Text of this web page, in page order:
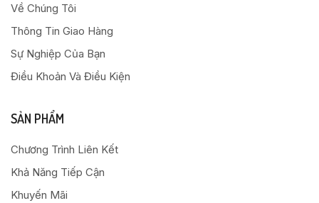
Về Chúng Tôi
Thông Tin Giao Hàng
Sự Nghiệp Của Bạn
Điều Khoản Và Điều Kiện
SẢN PHẨM
Chương Trình Liên Kết
Khả Năng Tiếp Cận
Khuyến Mãi